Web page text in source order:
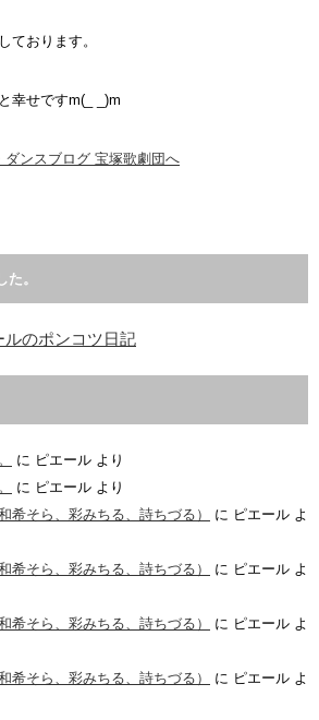
ております。
幸せですm(_ _)m
。
ルのポンコツ日記
に ピエール より
に ピエール より
希そら、彩みちる、詩ちづる）
に ピエール よ
希そら、彩みちる、詩ちづる）
に ピエール よ
希そら、彩みちる、詩ちづる）
に ピエール よ
希そら、彩みちる、詩ちづる）
に ピエール よ